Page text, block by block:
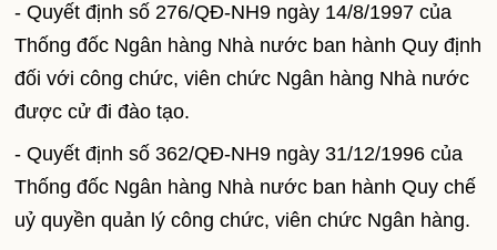
- Quyết định số 276/QĐ-NH9 ngày 14/8/1997 của
Thống đốc Ngân hàng Nhà nước ban hành Quy định
đối với công chức, viên chức Ngân hàng Nhà nước
được cử đi đào tạo.
- Quyết định số 362/QĐ-NH9 ngày 31/12/1996 của
Thống đốc Ngân hàng Nhà nước ban hành Quy chế
uỷ quyền quản lý công chức, viên chức Ngân hàng.